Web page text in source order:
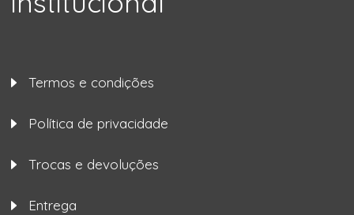
Termos e condições
Política de privacidade
Trocas e devoluções
Entrega